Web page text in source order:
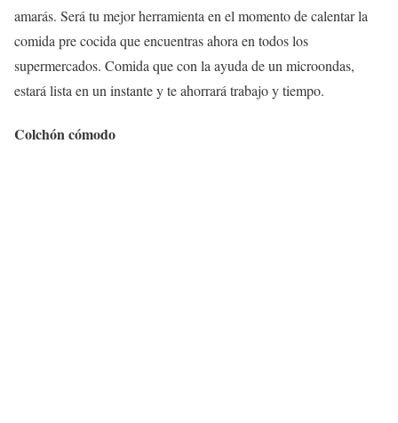
amarás. Será tu mejor herramienta en el momento de calentar la
comida pre cocida que encuentras ahora en todos los
supermercados. Comida que con la ayuda de un microondas,
estará lista en un instante y te ahorrará trabajo y tiempo.
Colchón cómodo